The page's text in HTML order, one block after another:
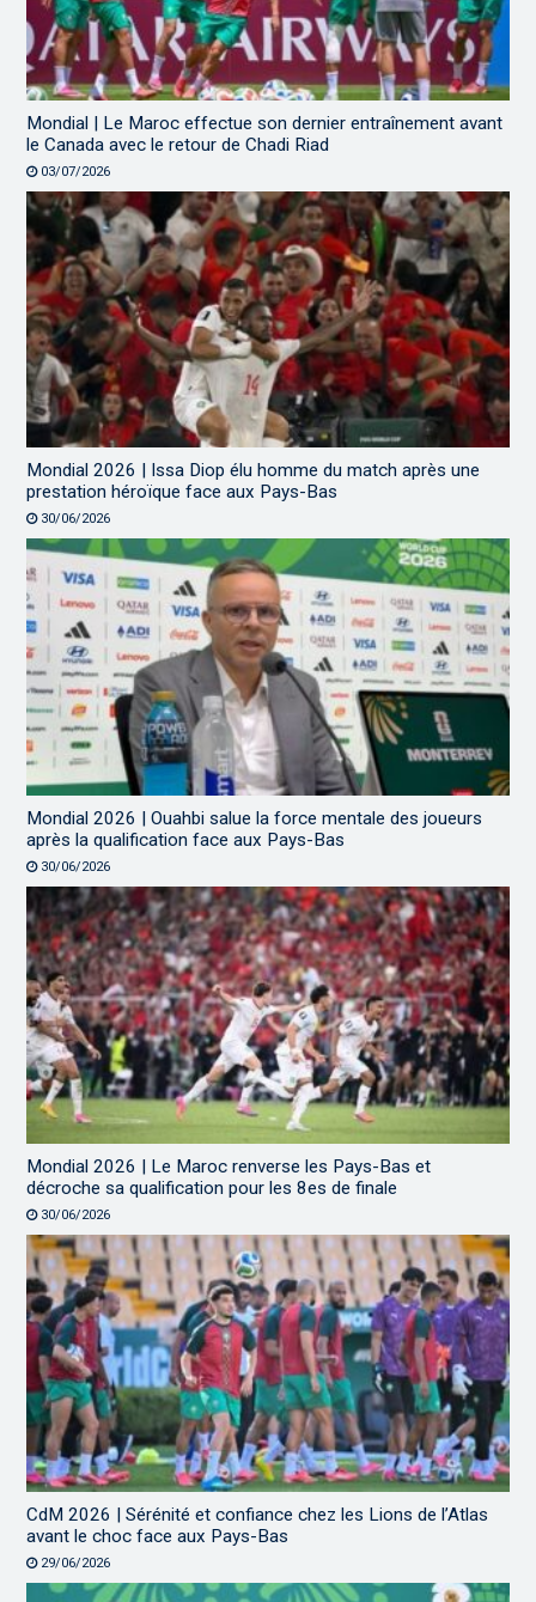
Mondial | Le Maroc effectue son dernier entraînement avant
le Canada avec le retour de Chadi Riad
03/07/2026
Mondial 2026 | Issa Diop élu homme du match après une
prestation héroïque face aux Pays-Bas
30/06/2026
Mondial 2026 | Ouahbi salue la force mentale des joueurs
après la qualification face aux Pays-Bas
30/06/2026
Mondial 2026 | Le Maroc renverse les Pays-Bas et
décroche sa qualification pour les 8es de finale
30/06/2026
CdM 2026 | Sérénité et confiance chez les Lions de l’Atlas
avant le choc face aux Pays-Bas
29/06/2026